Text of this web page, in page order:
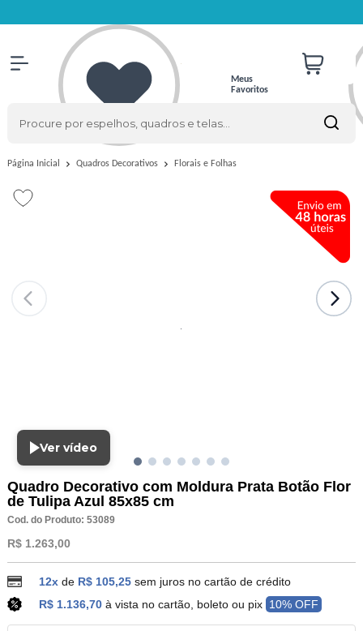
Meus
Favoritos
Página Inicial Quadros Decorativos Florais e Folhas
Ver vídeo
Quadro Decorativo com Moldura Prata Botão Flor
de Tulipa Azul 85x85 cm
Cod. do Produto: 53089
R$ 1.263,00
12xde R$ 105,25 sem juros no cartão de crédito
R$ 1.136,70 à vista no cartão, boleto ou pix 10% OFF